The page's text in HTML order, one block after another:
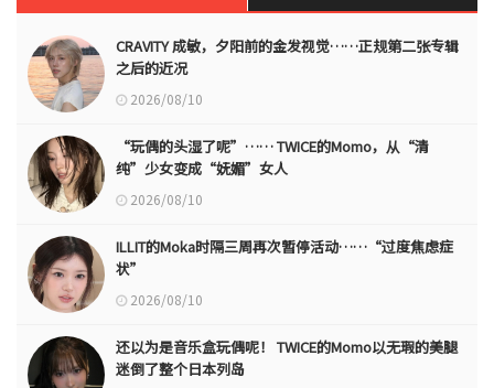
CRAVITY 成敏，夕阳前的金发视觉……正规第二张专辑
之后的近况
2026/08/10
“玩偶的头湿了呢”…… TWICE的Momo，从“清
纯”少女变成“妩媚”女人
2026/08/10
ILLIT的Moka时隔三周再次暂停活动……“过度焦虑症
状”
2026/08/10
还以为是音乐盒玩偶呢！ TWICE的Momo以无瑕的美腿
迷倒了整个日本列岛